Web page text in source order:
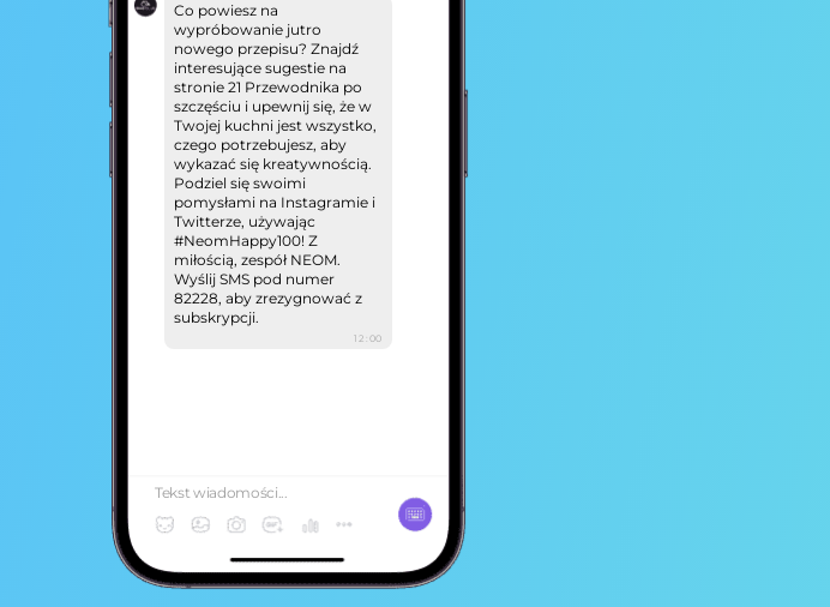
Co powiesz na
wypróbowanie jutro
nowego przepisu? Znajdź
interesujące sugestie na
stronie 21 Przewodnika po
szczęściu i upewnij się, że w
Twojej kuchni jest wszystko,
czego potrzebujesz, aby
wykazać się kreatywnością.
Podziel się swoimi
pomysłami na Instagramie i
Twitterze, używając
#NeomHappy100! Z
miłością, zespół NEOM.
Wyślij SMS pod numer
82228, aby zrezygnować z
subskrypcji.
12:00
Tekst wiadomości...